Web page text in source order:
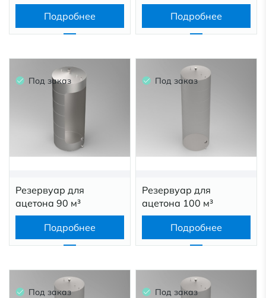
Подробнее Подробнее
Под заказ
Резервуар для
ацетона 90 м³
Подробнее
Под заказ
Резервуар для
ацетона 100 м³
Подробнее
Под заказ Под заказ